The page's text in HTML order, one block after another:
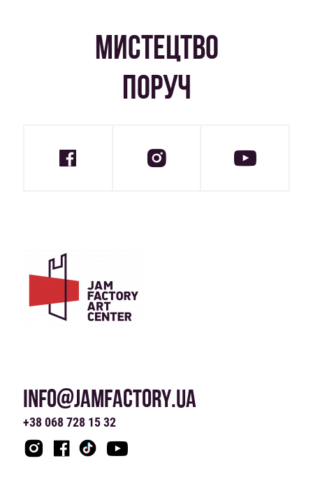
МИСТЕЦТВО
ПОРУЧ
INFO@JAMFACTORY.UA
+38 068 728 15 32